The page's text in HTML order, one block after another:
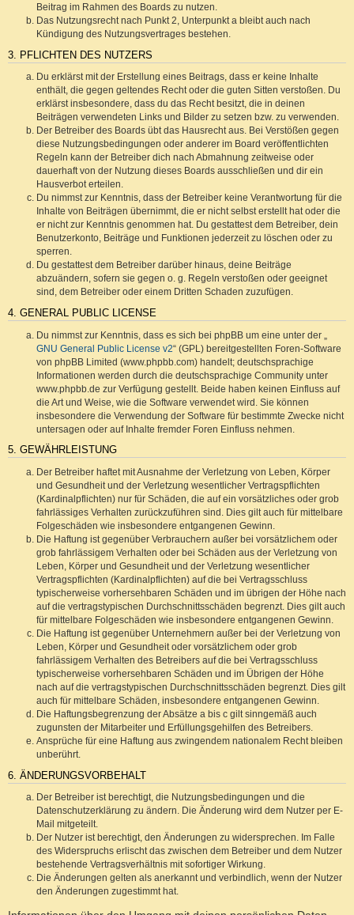
Beitrag im Rahmen des Boards zu nutzen.
Das Nutzungsrecht nach Punkt 2, Unterpunkt a bleibt auch nach
Kündigung des Nutzungsvertrages bestehen.
3. PFLICHTEN DES NUTZERS
Du erklärst mit der Erstellung eines Beitrags, dass er keine Inhalte
enthält, die gegen geltendes Recht oder die guten Sitten verstoßen. Du
erklärst insbesondere, dass du das Recht besitzt, die in deinen
Beiträgen verwendeten Links und Bilder zu setzen bzw. zu verwenden.
Der Betreiber des Boards übt das Hausrecht aus. Bei Verstößen gegen
diese Nutzungsbedingungen oder anderer im Board veröffentlichten
Regeln kann der Betreiber dich nach Abmahnung zeitweise oder
dauerhaft von der Nutzung dieses Boards ausschließen und dir ein
Hausverbot erteilen.
Du nimmst zur Kenntnis, dass der Betreiber keine Verantwortung für die
Inhalte von Beiträgen übernimmt, die er nicht selbst erstellt hat oder die
er nicht zur Kenntnis genommen hat. Du gestattest dem Betreiber, dein
Benutzerkonto, Beiträge und Funktionen jederzeit zu löschen oder zu
sperren.
Du gestattest dem Betreiber darüber hinaus, deine Beiträge
abzuändern, sofern sie gegen o. g. Regeln verstoßen oder geeignet
sind, dem Betreiber oder einem Dritten Schaden zuzufügen.
4. GENERAL PUBLIC LICENSE
Du nimmst zur Kenntnis, dass es sich bei phpBB um eine unter der „
GNU General Public License v2“ (GPL) bereitgestellten Foren-Software
von phpBB Limited (www.phpbb.com) handelt; deutschsprachige
Informationen werden durch die deutschsprachige Community unter
www.phpbb.de zur Verfügung gestellt. Beide haben keinen Einfluss auf
die Art und Weise, wie die Software verwendet wird. Sie können
insbesondere die Verwendung der Software für bestimmte Zwecke nicht
untersagen oder auf Inhalte fremder Foren Einfluss nehmen.
5. GEWÄHRLEISTUNG
Der Betreiber haftet mit Ausnahme der Verletzung von Leben, Körper
und Gesundheit und der Verletzung wesentlicher Vertragspflichten
(Kardinalpflichten) nur für Schäden, die auf ein vorsätzliches oder grob
fahrlässiges Verhalten zurückzuführen sind. Dies gilt auch für mittelbare
Folgeschäden wie insbesondere entgangenen Gewinn.
Die Haftung ist gegenüber Verbrauchern außer bei vorsätzlichem oder
grob fahrlässigem Verhalten oder bei Schäden aus der Verletzung von
Leben, Körper und Gesundheit und der Verletzung wesentlicher
Vertragspflichten (Kardinalpflichten) auf die bei Vertragsschluss
typischerweise vorhersehbaren Schäden und im übrigen der Höhe nach
auf die vertragstypischen Durchschnittsschäden begrenzt. Dies gilt auch
für mittelbare Folgeschäden wie insbesondere entgangenen Gewinn.
Die Haftung ist gegenüber Unternehmern außer bei der Verletzung von
Leben, Körper und Gesundheit oder vorsätzlichem oder grob
fahrlässigem Verhalten des Betreibers auf die bei Vertragsschluss
typischerweise vorhersehbaren Schäden und im Übrigen der Höhe
nach auf die vertragstypischen Durchschnittsschäden begrenzt. Dies gilt
auch für mittelbare Schäden, insbesondere entgangenen Gewinn.
Die Haftungsbegrenzung der Absätze a bis c gilt sinngemäß auch
zugunsten der Mitarbeiter und Erfüllungsgehilfen des Betreibers.
Ansprüche für eine Haftung aus zwingendem nationalem Recht bleiben
unberührt.
6. ÄNDERUNGSVORBEHALT
Der Betreiber ist berechtigt, die Nutzungsbedingungen und die
Datenschutzerklärung zu ändern. Die Änderung wird dem Nutzer per E-
Mail mitgeteilt.
Der Nutzer ist berechtigt, den Änderungen zu widersprechen. Im Falle
des Widerspruchs erlischt das zwischen dem Betreiber und dem Nutzer
bestehende Vertragsverhältnis mit sofortiger Wirkung.
Die Änderungen gelten als anerkannt und verbindlich, wenn der Nutzer
den Änderungen zugestimmt hat.